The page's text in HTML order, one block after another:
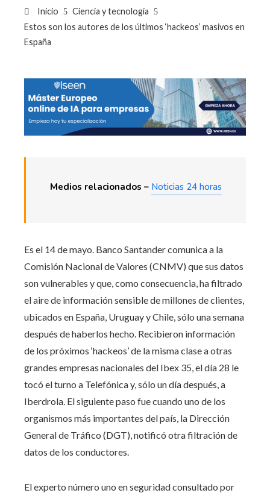
Inicio
Ciencia y tecnología
Estos son los autores de los últimos ‘hackeos’ masivos en
España
Medios relacionados – Noticias 24 horas
Es el 14 de mayo. Banco Santander comunica a la
Comisión Nacional de Valores (CNMV) que sus datos
son vulnerables y que, como consecuencia, ha filtrado
el aire de información sensible de millones de clientes,
ubicados en España, Uruguay y Chile, sólo una semana
después de haberlos hecho. Recibieron información
de los próximos ‘hackeos’ de la misma clase a otras
grandes empresas nacionales del Ibex 35, el día 28 le
tocó el turno a Telefónica y, sólo un día después, a
Iberdrola. El siguiente paso fue cuando uno de los
organismos más importantes del país, la Dirección
General de Tráfico (DGT), notificó otra filtración de
datos de los conductores.
El experto número uno en seguridad consultado por